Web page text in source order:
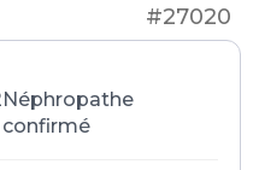
#27020
Néphropathe
confirmé